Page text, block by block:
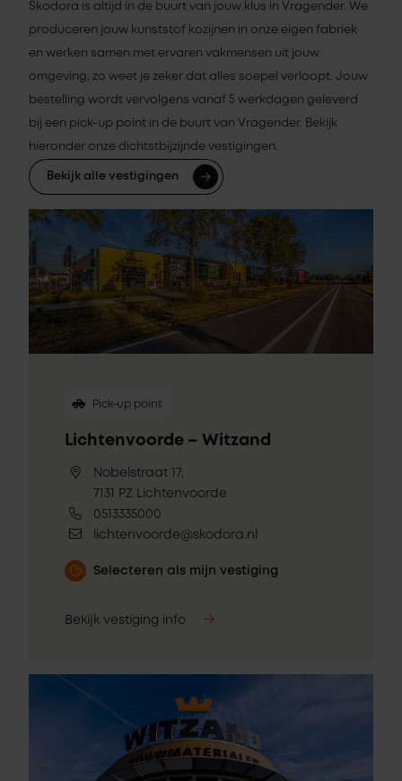
Skodora is altijd in de buurt van jouw klus in Vragender. We
produceren jouw kunststof kozijnen in onze eigen fabriek
en werken samen met ervaren vakmensen uit jouw
omgeving, zo weet je zeker dat alles soepel verloopt. Jouw
bestelling wordt vervolgens vanaf 5 werkdagen geleverd
bij een pick-up point in de buurt van Vragender. Bekijk
hieronder onze dichtstbijzijnde vestigingen.
Bekijk alle vestigingen
Pick-up point
Lichtenvoorde – Witzand
Nobelstraat 17,
7131 PZ Lichtenvoorde
0513335000
lichtenvoorde@skodora.nl
Selecteren als mijn vestiging
Bekijk vestiging info